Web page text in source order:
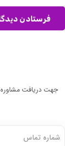
فرستادن
جهت دریافت مشاوره